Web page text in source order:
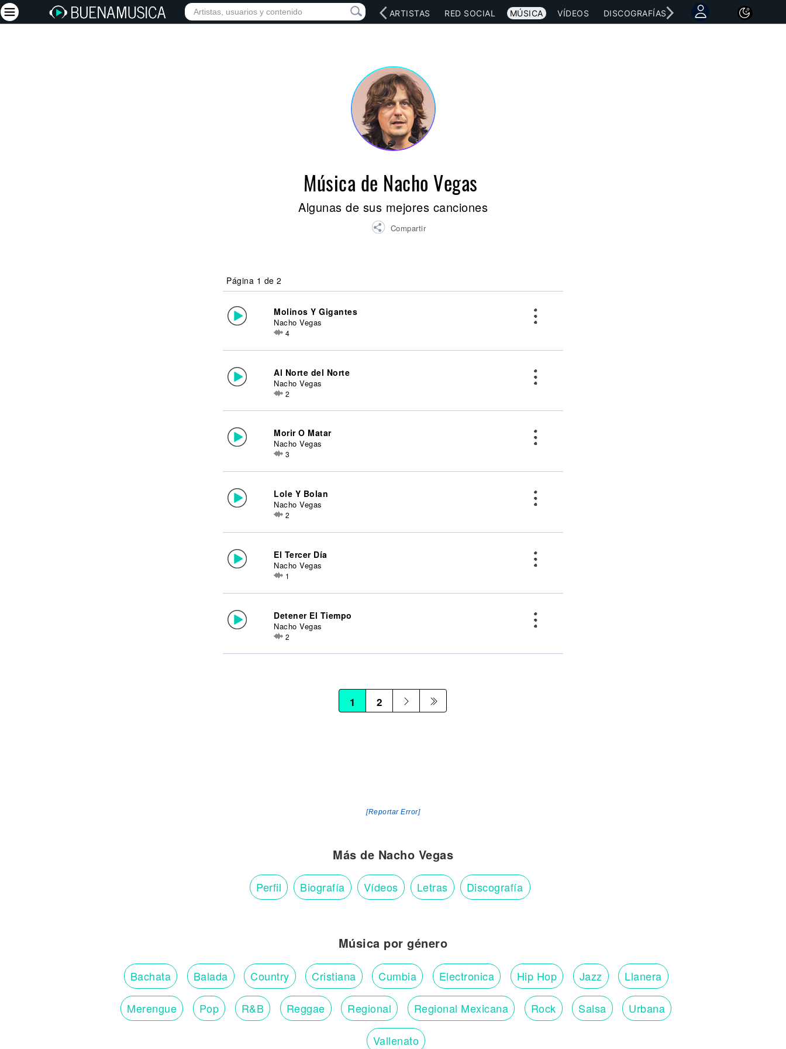
INICIO ARTISTAS RED SOCIAL MÚSICA VÍDEOS DISCOGRAFÍAS CONCIERTOS LETRAS
Música de Nacho Vegas
Algunas de sus mejores canciones
Compartir
Página 1 de 2
Molinos Y Gigantes
Nacho Vegas
4
Al Norte del Norte
Nacho Vegas
2
Morir O Matar
Nacho Vegas
3
Lole Y Bolan
Nacho Vegas
2
El Tercer Día
Nacho Vegas
1
Detener El Tiempo
Nacho Vegas
2
1 2
[Reportar Error]
Más de Nacho Vegas
Perfil Biografía Vídeos Letras Discografía
Música por género
Bachata Balada Country Cristiana Cumbia Electronica Hip Hop Jazz Llanera
Merengue Pop R&B Reggae Regional Regional Mexicana Rock Salsa Urbana
Vallenato